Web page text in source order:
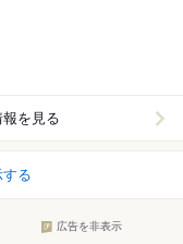
を見る
る
広告を非表示